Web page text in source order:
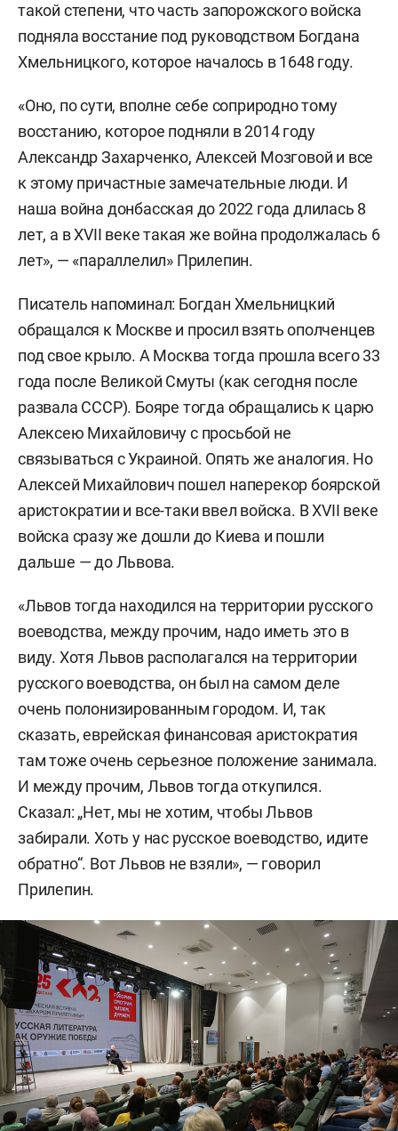
такой степени, что часть запорожского войска
подняла восстание под руководством Богдана
Хмельницкого, которое началось в 1648 году.
«Оно, по сути, вполне себе соприродно тому
восстанию, которое подняли в 2014 году
Александр Захарченко, Алексей Мозговой и все
к этому причастные замечательные люди. И
наша война донбасская до 2022 года длилась 8
лет, а в XVII веке такая же война продолжалась 6
лет», — «параллелил» Прилепин.
Писатель напоминал: Богдан Хмельницкий
обращался к Москве и просил взять ополченцев
под свое крыло. А Москва тогда прошла всего 33
года после Великой Смуты (как сегодня после
развала СССР). Бояре тогда обращались к царю
Алексею Михайловичу с просьбой не
связываться с Украиной. Опять же аналогия. Но
Алексей Михайлович пошел наперекор боярской
аристократии и все-таки ввел войска. В XVII веке
войска сразу же дошли до Киева и пошли
дальше — до Львова.
«Львов тогда находился на территории русского
воеводства, между прочим, надо иметь это в
виду. Хотя Львов располагался на территории
русского воеводства, он был на самом деле
очень полонизированным городом. И, так
сказать, еврейская финансовая аристократия
там тоже очень серьезное положение занимала.
И между прочим, Львов тогда откупился.
Сказал: „Нет, мы не хотим, чтобы Львов
забирали. Хоть у нас русское воеводство, идите
обратно“. Вот Львов не взяли», — говорил
Прилепин.